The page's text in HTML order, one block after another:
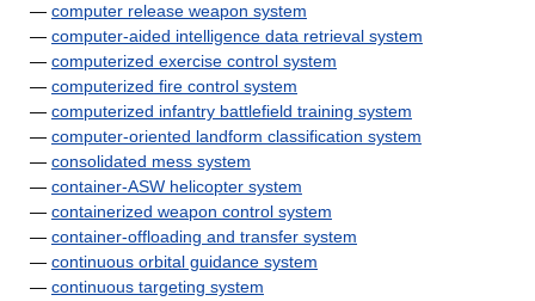
— computer release weapon system
— computer-aided intelligence data retrieval system
— computerized exercise control system
— computerized fire control system
— computerized infantry battlefield training system
— computer-oriented landform classification system
— consolidated mess system
— container-ASW helicopter system
— containerized weapon control system
— container-offloading and transfer system
— continuous orbital guidance system
— continuous targeting system